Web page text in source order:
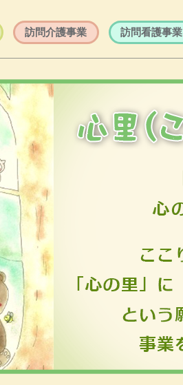
訪問介護事業 訪問看護事業